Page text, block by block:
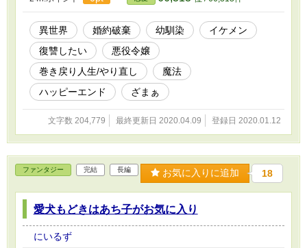
異世界 婚約破棄 幼馴染
イケメン
復讐したい
悪役令嬢
巻き戻り人生/やり直し
魔法
ハッピーエンド
ざまぁ
文字数 204,779 最終更新日 2020.04.09 登録日 2020.01.12
ファンタジー 完結 長編 お気に入りに追加 18
愛犬もどきはあち子がお気に入り
にいるず